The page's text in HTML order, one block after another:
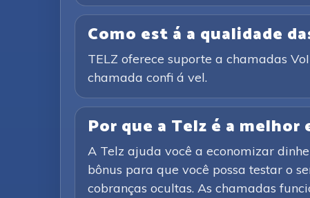
Como est á a qualidade
TELZ oferece suporte a chamadas
chamada confi á vel.
Por que a Telz é a
A Telz ajuda você a economizar
bônus para que você possa testar o
cobranças ocultas. As chamadas